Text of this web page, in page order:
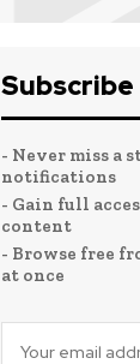
Subscribe
- Never miss a
notifications
- Gain full
content
- Browse free
at once